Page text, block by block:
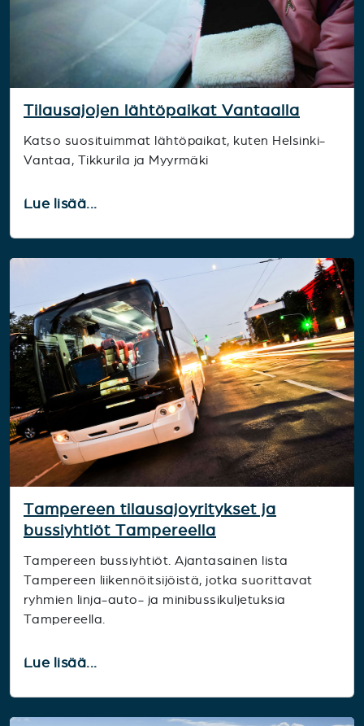
Tilausajojen lähtöpaikat Vantaalla
Katso suosituimmat lähtöpaikat, kuten Helsinki-
Vantaa, Tikkurila ja Myyrmäki
Lue lisää...
Tampereen tilausajoyritykset ja
bussiyhtiöt Tampereella
Tampereen bussiyhtiöt. Ajantasainen lista
Tampereen liikennöitsijöistä, jotka suorittavat
ryhmien linja-auto- ja minibussikuljetuksia
Tampereella.
Lue lisää...